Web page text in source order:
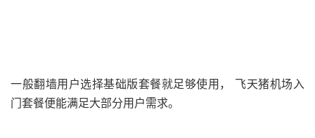
一般翻墙用户选择基础版套餐就足够使用， 飞天猪机场入
门套餐便能满足大部分用户需求。